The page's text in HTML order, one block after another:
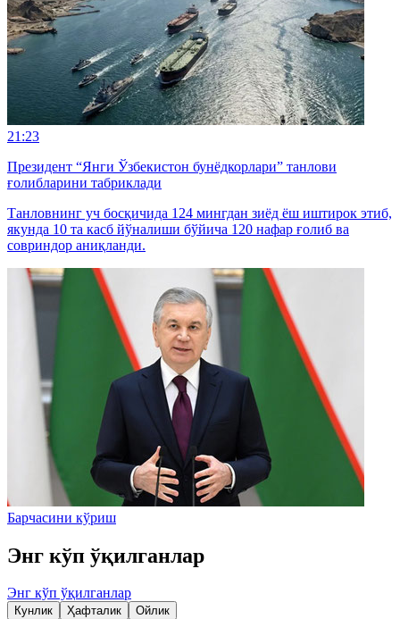
21:23
Президент “Янги Ўзбекистон бунёдкорлари” танлови
ғолибларини табриклади
Танловнинг уч босқичида 124 мингдан зиёд ёш иштирок этиб,
якунда 10 та касб йўналиши бўйича 120 нафар ғолиб ва
совриндор аниқланди.
Барчасини кўриш
Энг кўп ўқилганлар
Энг кўп ўқилганлар
Кунлик Ҳафталик Ойлик